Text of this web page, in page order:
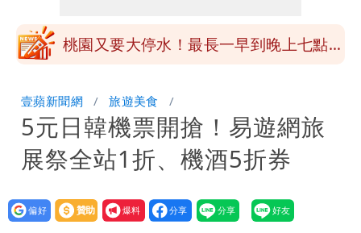
回1句笑翻10萬人
桃園又要大停水！最長一早到晚上七點都
「洗腦台灣人兩觀念」
女生一對A錯了嗎？環法女子自由車賽
男裁判勒令女選手「解衣」檢查
揮別9年演藝圈 女演員當「全職運將」
公布收入比拍戲賺更多
壹蘋新聞網 旅遊美食
5元日韓機票開搶！易遊網旅
展祭全站1折、機酒5折券
設為
贊助
我要